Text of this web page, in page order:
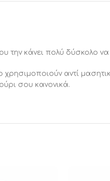
την κάνει πολύ δύσκολο
αντί
σου κανονικά.